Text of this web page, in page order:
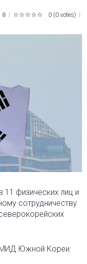
0 0 (0 votes)
физических лиц и
сотрудничеству
Южной Кореи.